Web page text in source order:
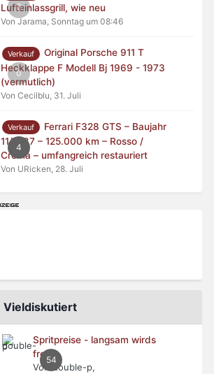
0
Lufteinlassgrill, wie neu
Von Jarama, Sonntag um 08:46
0
Verkauf
Original Porsche 911 T
Heckklappe F Modell Bj 1969 - 1973
(vermutlich)
Von Cecilblu, 31. Juli
4
Verkauf
Ferrari F328 GTS – Baujahr
11/1987 – 125.000 km – Rosso /
Crema – umfangreich restauriert
Von URicken, 28. Juli
Vieldiskutiert
54
Spritpreise - langsam wirds
frech
Von double-p,